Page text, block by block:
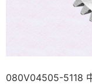
080V04505-5118